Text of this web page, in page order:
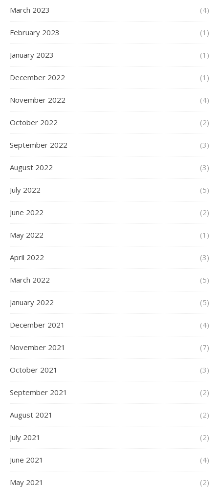
March 2023 (4)
February 2023 (1)
January 2023 (1)
December 2022 (1)
November 2022 (4)
October 2022 (2)
September 2022 (3)
August 2022 (3)
July 2022 (5)
June 2022 (2)
May 2022 (1)
April 2022 (3)
March 2022 (5)
January 2022 (5)
December 2021 (4)
November 2021 (7)
October 2021 (3)
September 2021 (2)
August 2021 (2)
July 2021 (2)
June 2021 (4)
May 2021 (2)